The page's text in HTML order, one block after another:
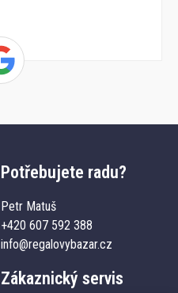
Potřebujete radu?
Petr Matuš
+420 607 592 388
info@regalovybazar.cz
Zákaznický servis